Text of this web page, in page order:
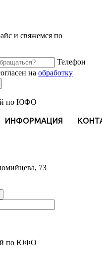
и свяжемся по
Телефон
на обработку
по ЮФО
ИНФОРМАЦИЯ
73
по ЮФО